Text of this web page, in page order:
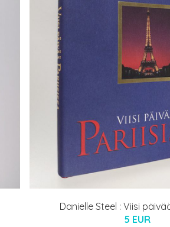
Danielle Steel : Viisi
5 EUR